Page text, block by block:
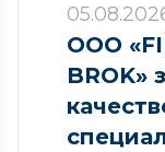
ООО
BROK»